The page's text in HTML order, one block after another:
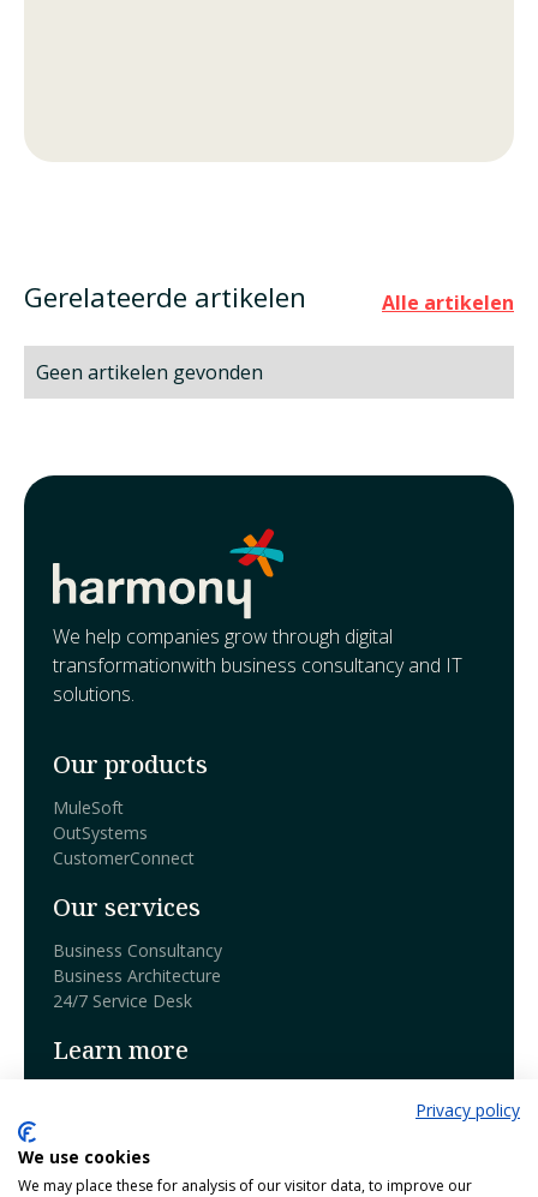
Gerelateerde artikelen Alle artikelen
Geen artikelen gevonden
We help companies grow through digital
transformationwith business consultancy and IT
solutions.
Our products
MuleSoft
OutSystems
CustomerConnect
Our services
Business Consultancy
Business Architecture
24/7 Service Desk
Learn more
Our products
Privacy policy
We use cookies
We may place these for analysis of our visitor data, to improve our